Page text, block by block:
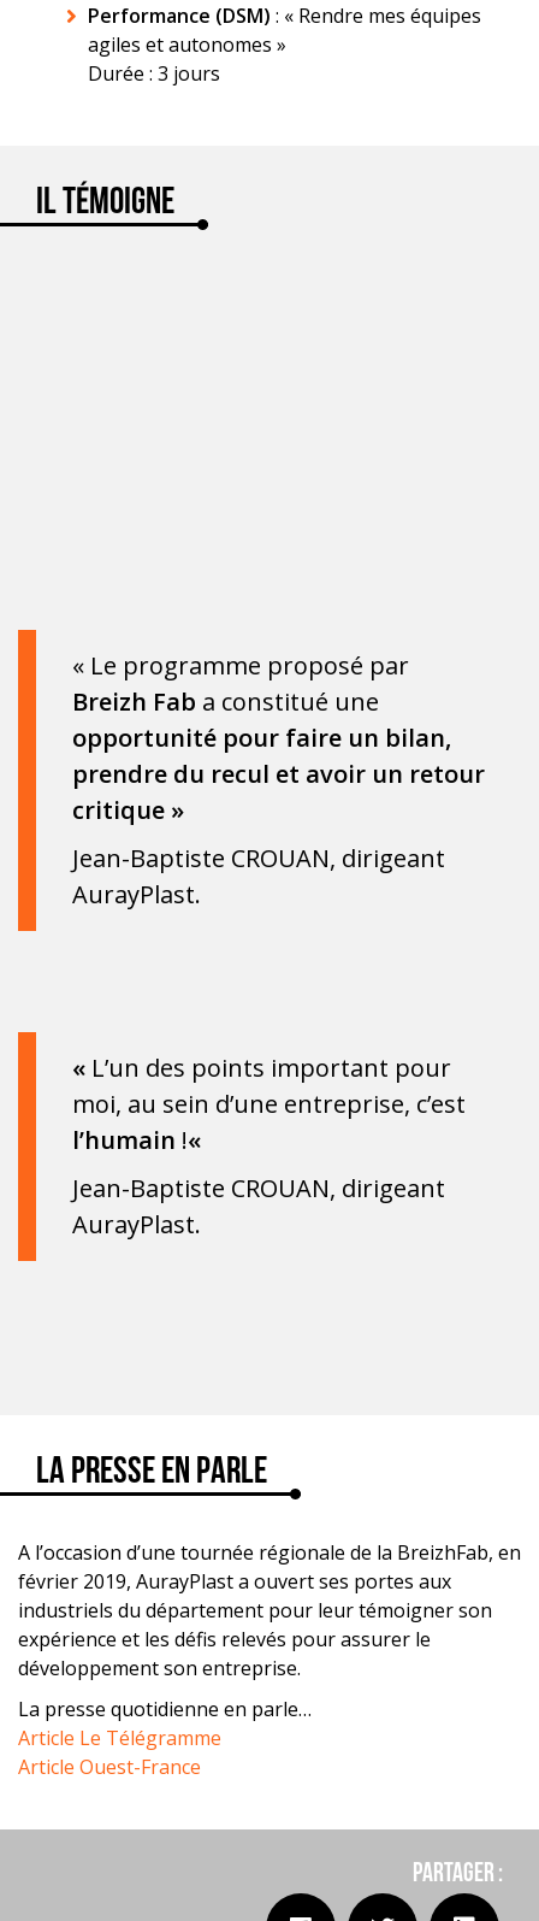
Performance (DSM) : « Rendre mes équipes
agiles et autonomes »
Durée : 3 jours
Il témoigne
« Le programme proposé par
Breizh Fab a constitué une
opportunité pour faire un bilan,
prendre du recul et avoir un retour
critique »
Jean-Baptiste CROUAN, dirigeant
AurayPlast.
« L’un des points important pour
moi, au sein d’une entreprise, c’est
l’humain !«
Jean-Baptiste CROUAN, dirigeant
AurayPlast.
la presse en parle
A l’occasion d’une tournée régionale de la BreizhFab, en
février 2019, AurayPlast a ouvert ses portes aux
industriels du département pour leur témoigner son
expérience et les défis relevés pour assurer le
développement son entreprise.
La presse quotidienne en parle…
Article Le Télégramme
Article Ouest-France
Partager :